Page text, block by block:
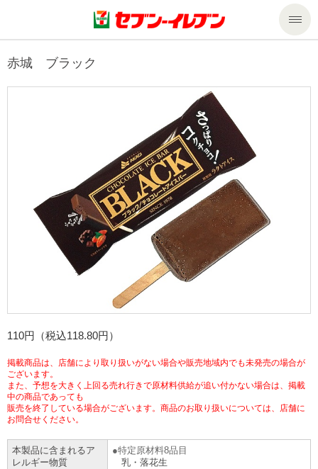
商品のご案内
商品カテゴリ一覧
セブンプレミアム
食の安全・安心への取組み
ギフト
プリペイドカード・金券
ニンテンドー・ダウンロードカード
サービストップ
nanacoトップ
マルチコピー機でできること
マルチコピー機でできることトップ
コピー
プリント
スキャン
ファクス
宅配便
切手・はがき・印紙
セブン銀行ATM
ご利用可能なお支払い方法
チケットサービス
セブンチケット
チケットぴあ
イープラス
セブン‐イレブンでお受取り
タワーレコード
セブンネットショッピング
停電時のサービス停止のお知らせ
企業情報トップ
ニュースリリース
企業理念
会社概要
貸借対照表・損益計算書
沿革
私たちの取組み
サステナビリティ
サステナビリティトップ
セブン＆アイ・ホールディングスの重点課題
サステナビリティ活動基本方針
サステナビリティ推進体制
GREEN CHALLENGE 2050
加盟店オーナー募集 物件募集・購入
アルバイト情報
お問い合わせ
赤城 ブラック
110円（税込118.80円）
掲載商品は、店舗により取り扱いがない場合や販売地域内でも未発売の場合が
ございます。
また、予想を大きく上回る売れ行きで原材料供給が追い付かない場合は、掲載
中の商品であっても
販売を終了している場合がございます。商品のお取り扱いについては、店舗に
お問合せください。
本製品に含まれるア
レルギー物質
特定原材料8品目
乳・落花生